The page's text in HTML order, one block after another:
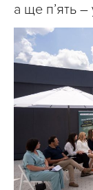
а ще пʼять –